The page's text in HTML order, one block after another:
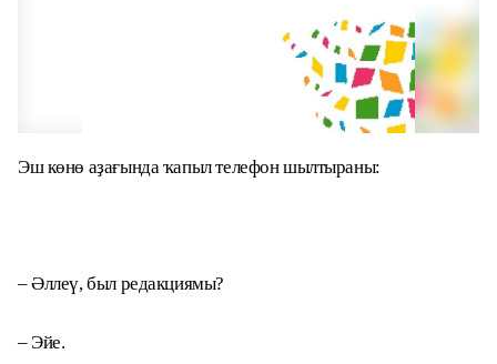
Эш көнө аҙағында ҡапыл телефон шылтыраны:
– Әллеү, был редакциямы?
– Эйе.